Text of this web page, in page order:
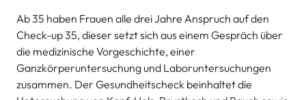
Ab 35 haben Frauen alle drei Jahre Anspruch auf den
Check-up 35, dieser setzt sich aus einem Gespräch über
die medizinische Vorgeschichte, einer
Ganzkörperuntersuchung und Laboruntersuchungen
zusammen. Der Gesundheitscheck beinhaltet die